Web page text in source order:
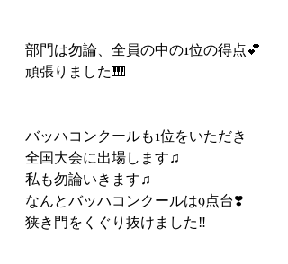
部門は勿論、全員の中の1位の得点💕
頑張りました🎹
バッハコンクールも1位をいただき
全国大会に出場します♫
私も勿論いきます♫
なんとバッハコンクールは9点台❣️
狭き門をくぐり抜けました‼️